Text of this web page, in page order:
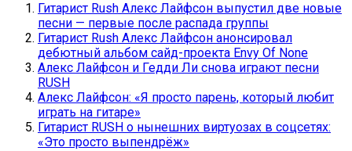
Гитарист Rush Алекс Лайфсон выпустил две новые
песни — первые после распада группы
Гитарист Rush Алекс Лайфсон анонсировал
дебютный альбом сайд-проекта Envy Of None
Алекс Лайфсон и Гедди Ли снова играют песни
RUSH
Алекс Лайфсон: «Я просто парень, который любит
играть на гитаре»
Гитарист RUSH о нынешних виртуозах в соцсетях:
«Это просто выпендрёж»